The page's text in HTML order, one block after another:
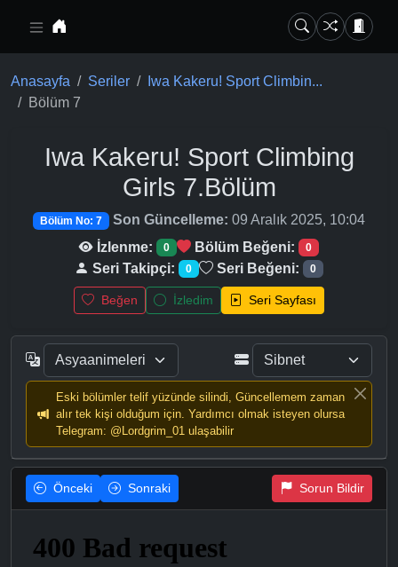
Anasayfa Seriler
Iwa Kakeru! Sport Climbin...
Bölüm 7
Iwa Kakeru! Sport Climbing
Girls 7.Bölüm
Bölüm No: 7 Son Güncelleme: 09 Aralık 2025, 10:04
İzlenme:
0 Bölüm Beğeni: 0
Seri Takipçi: 0 Seri Beğeni: 0
Beğen İzledim Seri Sayfası
Eski bölümler telif yüzünde silindi, Güncellemem zaman
alır tek kişi olduğum için. Yardımcı olmak isteyen olursa
Telegram: @Lordgrim_01 ulaşabilir
Önceki Sonraki Sorun Bildir